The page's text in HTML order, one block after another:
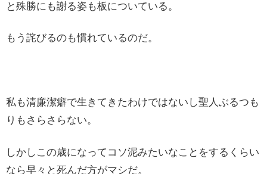
と殊勝にも謝る姿も板についている。
もう詫びるのも慣れているのだ。
私も清廉潔癖で生きてきたわけではないし聖人ぶるつも
りもさらさらない。
しかしこの歳になってコソ泥みたいなことをするくらい
なら早々と死んだ方がマシだ。